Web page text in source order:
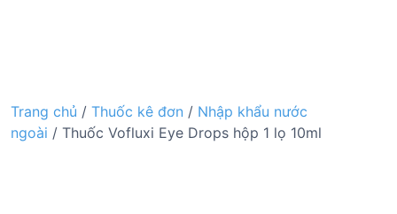
Trang chủ / Thuốc kê đơn / Nhập khẩu nước
ngoài / Thuốc Vofluxi Eye Drops hộp 1 lọ 10ml